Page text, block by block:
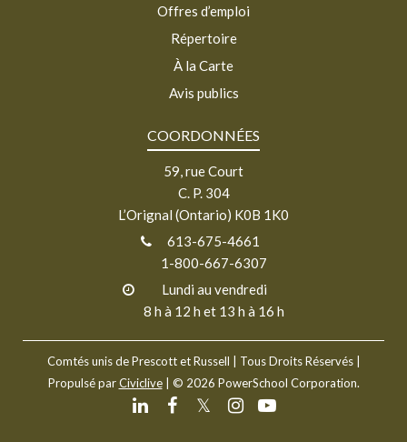
Offres d’emploi
Répertoire
À la Carte
Avis publics
COORDONNÉES
59, rue Court
C. P. 304
L’Orignal (Ontario) K0B 1K0
613-675-4661
1-800-667-6307
Lundi au vendredi
8 h à 12 h et 13 h à 16 h
Comtés unis de Prescott et Russell
| Tous Droits Réservés |
Propulsé parCiviclive| © 2026 PowerSchool Corporation.
𝕏